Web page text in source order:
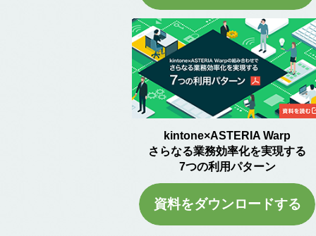
kintone×ASTERIA Warp
さらなる業務効率化を実現する
7つの利用パターン
資料をダウンロードする